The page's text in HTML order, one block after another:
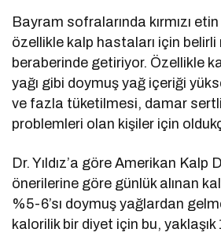
Bayram sofralarında kırmızı
özellikle kalp hastaları için belirli
beraberinde getiriyor. Özellikle
yağı gibi doymuş yağ içeriği
ve fazla tüketilmesi, damar
problemleri olan kişiler için
Dr. Yıldız’a göre Amerikan Kalp
önerilerine göre günlük alınan
%5-6’sı doymuş yağlardan
kalorilik bir diyet için bu,